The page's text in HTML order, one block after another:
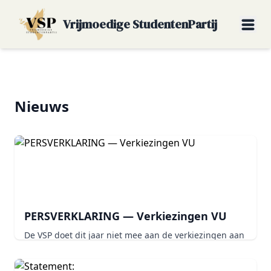
Vrijmoedige StudentenPartij
Nieuws
PERSVERKLARING — Verkiezingen VU
De VSP doet dit jaar niet mee aan de verkiezingen aan